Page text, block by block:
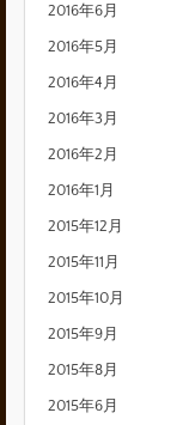
2016年6月
2016年5月
2016年4月
2016年3月
2016年2月
2016年1月
2015年12月
2015年11月
2015年10月
2015年9月
2015年8月
2015年6月